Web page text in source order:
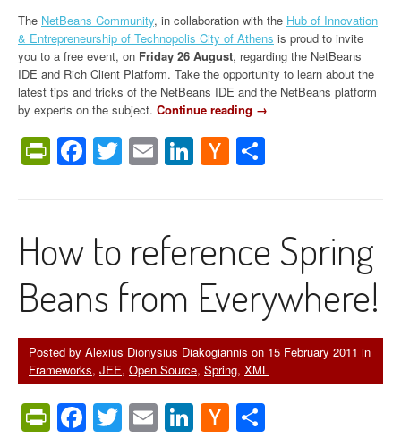
The NetBeans Community, in collaboration with the Hub of Innovation
& Entrepreneurship of Technopolis City of Athens is proud to invite
you to a free event, on Friday 26 August, regarding the NetBeans
IDE and Rich Client Platform. Take the opportunity to learn about the
latest tips and tricks of the NetBeans IDE and the NetBeans platform
by experts on the subject. Continue reading “
e
t
s
D
A
t
h
e
s
2
→
PrintFriendly
Facebook
Twitter
EmailLinkedIn
Hacker
How to reference Spring
Beans from Everywhere!
Posted by Alexius Dionysius Diakogiannis on 15 February 2011 in
Frameworks, JEE, Open Source, Spring, XML
PrintFriendly
Facebook
Twitter
EmailLinkedIn
Hacker